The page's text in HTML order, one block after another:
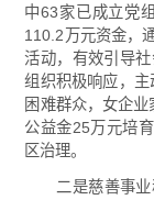
中63家已成立党
110.2万元资金，
活动，有效引导
组织积极响应，
困难群众，女企
公益金25万元培
区治理。
二是慈善事